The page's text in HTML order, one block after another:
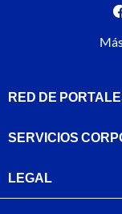
RED DE
SERVICIOS
LEGAL